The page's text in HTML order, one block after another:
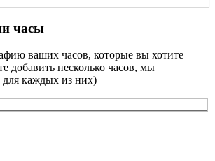
часы
ваших часов, которые вы хотите
добавить несколько часов, мы
для каждых из них)